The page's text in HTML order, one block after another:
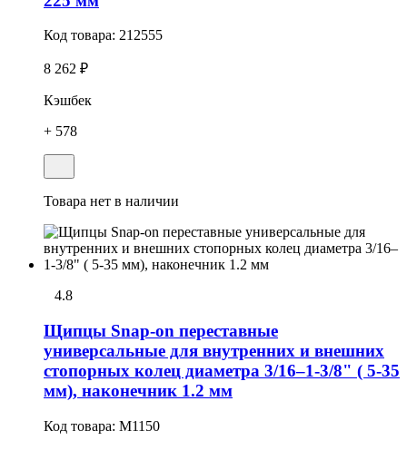
Код товара: 212555
8 262 ₽
Кэшбек
+ 578
Товара нет в наличии
4.8
Щипцы Snap-on переставные
универсальные для внутренних и внешних
стопорных колец диаметра 3/16–1-3/8" ( 5-35
мм), наконечник 1.2 мм
Код товара: M1150